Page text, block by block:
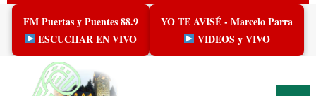
Skip
content
FM Puertas y Puentes 88.9
ESCUCHAR EN VIVO
YO TE AVISÉ - Marcelo Parra
VIDEOS y VIVO